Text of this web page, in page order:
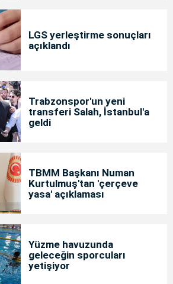
LGS yerleştirme sonuçları
açıklandı
Trabzonspor'un yeni
transferi Salah, İstanbul'a
geldi
TBMM Başkanı Numan
Kurtulmuş'tan 'çerçeve
yasa' açıklaması
Yüzme havuzunda
geleceğin sporcuları
yetişiyor